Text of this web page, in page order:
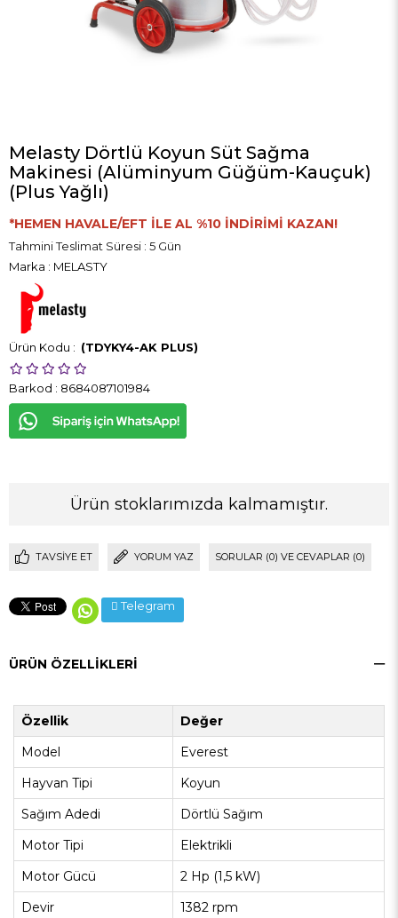
Melasty Dörtlü Koyun Süt Sağma
Makinesi (Alüminyum Güğüm-Kauçuk)
(Plus Yağlı)
*HEMEN HAVALE/EFT İLE AL %10 İNDİRİMİ KAZAN!
Tahmini Teslimat Süresi : 5 Gün
Marka : MELASTY
(TDYKY4-AK PLUS)
Barkod : 8684087101984
Ürün stoklarımızda kalmamıştır.
TAVSIYE ET YORUM YAZ SORULAR (0) VE CEVAPLAR (0)
Telegram
ÜRÜN ÖZELLIKLERI
Özellik
Değer
Model
Everest
Hayvan Tipi
Koyun
Sağım Adedi
Dörtlü Sağım
Motor Tipi
Elektrikli
Motor Gücü
2 Hp (1,5 kW)
Devir
1382 rpm